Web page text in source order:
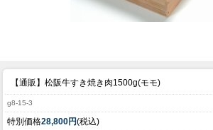
【通販】松阪牛すき焼き肉1500g(モモ)
g8-15-3
特別価格28,800円(税込)